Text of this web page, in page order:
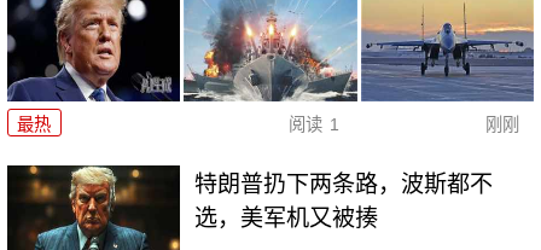
最热 阅读 1 刚刚
特朗普扔下两条路，波斯都不
选，美军机又被揍